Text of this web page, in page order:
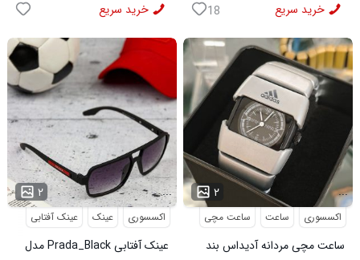
خرید سریع خرید سریع 18
۲ ...
اکسسوری عینک عینک آفتابی
عینک آفتابی Prada_Black مدل
۲ ...
اکسسوری ساعت ساعت مچی
ساعت مچی مردانه آدیداس بند